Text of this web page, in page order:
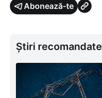
Abonează-te
Știri recomandate